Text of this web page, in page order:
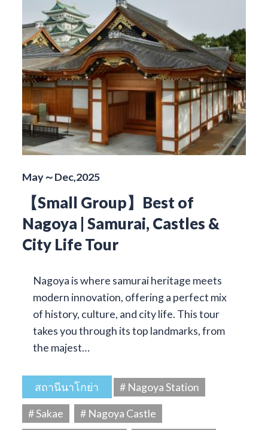
May～Dec,2025
【Small Group】Best of
Nagoya | Samurai, Castles &
City Life Tour
Nagoya is where samurai heritage meets
modern innovation, offering a perfect mix
of history, culture, and city life. This tour
takes you through its top landmarks, from
the majest…
สถานีนาโกย่า
# Nagoya Station
# Sakae
# Nagoya Castle